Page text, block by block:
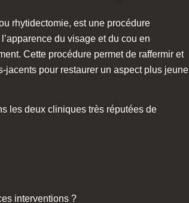
rhytidectomie, est une procédure
du visage et du cou en
Cette procédure permet de raffermir et
pour restaurer un aspect plus jeune
les deux cliniques très réputées de
interventions ?